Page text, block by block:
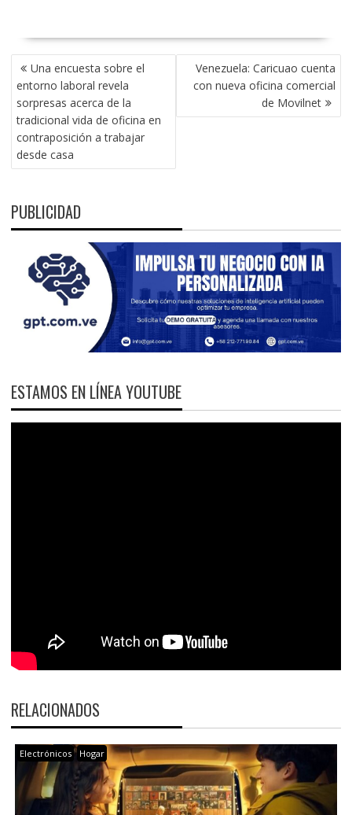
NAVEGACIÓN
DE
ENTRADAS
Una encuesta sobre el
entorno laboral revela
sorpresas acerca de la
tradicional vida de oficina en
contraposición a trabajar
desde casa
Venezuela: Caricuao cuenta
con nueva oficina comercial
de Movilnet
PUBLICIDAD
ESTAMOS EN LÍNEA YOUTUBE
RELACIONADOS
Electrónicos Hogar